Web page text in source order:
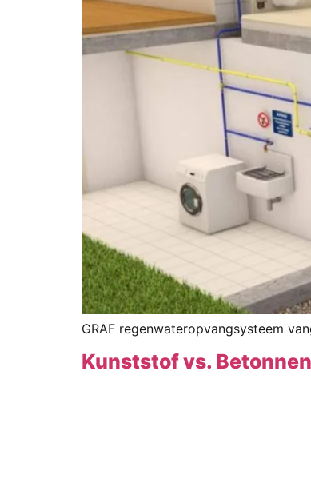
GRAF regenwateropvangsysteem
Kunststof vs.